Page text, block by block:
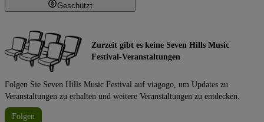
Geschützt
Zurzeit gibt es keine Seven Hills Music
Festival-Veranstaltungen
Folgen Sie Seven Hills Music Festival auf viagogo, um Updates zu
Veranstaltungen zu erhalten und weitere Veranstaltungen zu entdecken.
Folgen